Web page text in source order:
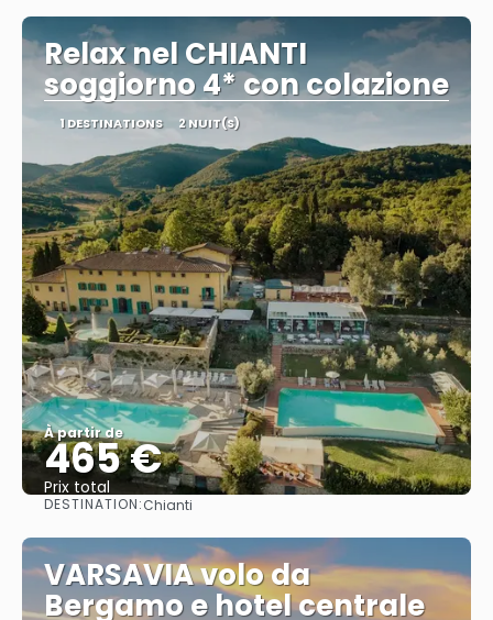
Relax nel CHIANTI
soggiorno 4* con colazione
1 DESTINATIONS 2 NUIT(S)
À partir de
465 €
Prix ​​total
DESTINATION:Chianti
VARSAVIA volo da
Bergamo e hotel centrale